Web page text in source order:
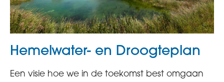
Hemelwater- en Droogteplan
Een visie hoe we in de toekomst best omgaan